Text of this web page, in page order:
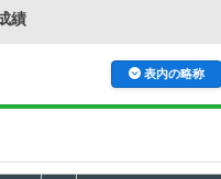
績
表内の略称